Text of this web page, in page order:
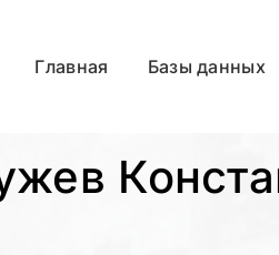
Главная Базы данных